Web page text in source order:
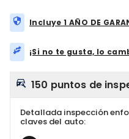
Incluye 1 AÑO DE
¡Si no te gusta, lo
150 puntos de
Detallada inspección
claves del auto: